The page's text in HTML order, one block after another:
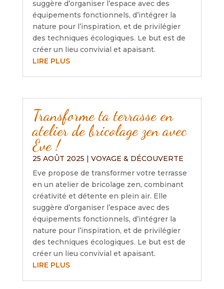
suggère d’organiser l’espace avec des
équipements fonctionnels, d’intégrer la
nature pour l’inspiration, et de privilégier
des techniques écologiques. Le but est de
créer un lieu convivial et apaisant.
LIRE PLUS
Transforme ta terrasse en
atelier de bricolage zen avec
Eve !
25 AOÛT 2025 | VOYAGE & DÉCOUVERTE
Eve propose de transformer votre terrasse
en un atelier de bricolage zen, combinant
créativité et détente en plein air. Elle
suggère d’organiser l’espace avec des
équipements fonctionnels, d’intégrer la
nature pour l’inspiration, et de privilégier
des techniques écologiques. Le but est de
créer un lieu convivial et apaisant.
LIRE PLUS